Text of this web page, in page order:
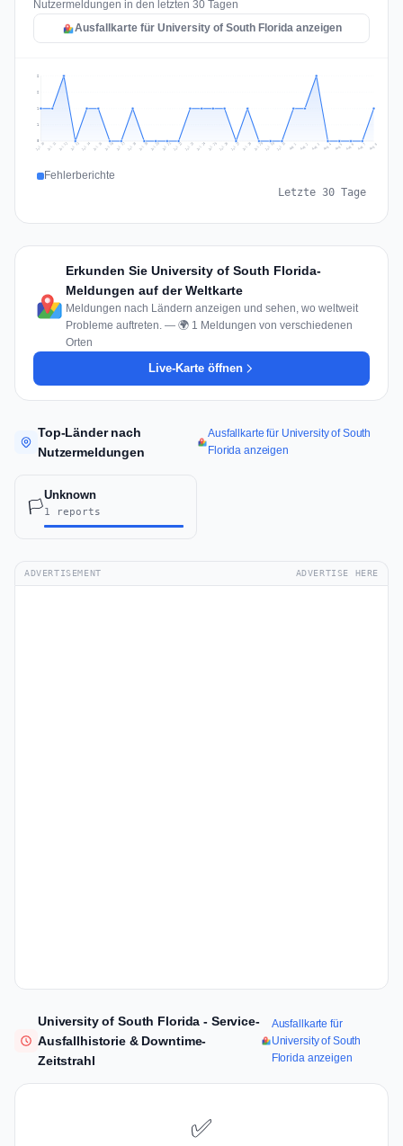
Nutzermeldungen in den letzten 30 Tagen
Ausfallkarte für University of South Florida anzeigen
1
1
2
2
Jul 10 Jul 11 Jul 12 Jul 13 Jul 14 Jul 15 Jul 16 Jul 17 Jul 18 Jul 19 Jul 20 Jul 21 Jul 22 Jul 23 Jul 24 Jul 25 Jul 26 Jul 27 Jul 28 Jul 29 Jul 30 Jul 31 Aug 1 Aug 2 Aug 3 Aug 4 Aug 5 Aug 6 Aug 7 Aug 8
Fehlerberichte
Letzte 30 Tage
Erkunden Sie University of South Florida-
Meldungen auf der Weltkarte
Meldungen nach Ländern anzeigen und sehen, wo weltweit
Probleme auftreten. — 🌍 1 Meldungen von verschiedenen
Orten
Live-Karte öffnen
Top-Länder nach
Nutzermeldungen
Ausfallkarte für University of South
Florida anzeigen
🏳️
Unknown
1 reports
ADVERTISEMENT ADVERTISE HERE
University of South Florida - Service-
Ausfallhistorie & Downtime-
Zeitstrahl
Ausfallkarte für
University of South
Florida anzeigen
✅